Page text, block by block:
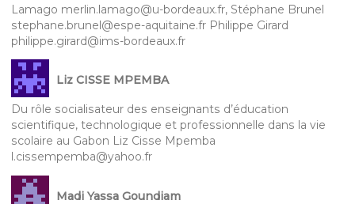
Lamago merlin.lamago@u-bordeaux.fr, Stéphane Brunel
stephane.brunel@espe-aquitaine.fr Philippe Girard
philippe.girard@ims-bordeaux.fr
Liz CISSE MPEMBA
Du rôle socialisateur des enseignants d’éducation
scientifique, technologique et professionnelle dans la vie
scolaire au Gabon Liz Cisse Mpemba
l.cissempemba@yahoo.fr
Madi Yassa Goundiam